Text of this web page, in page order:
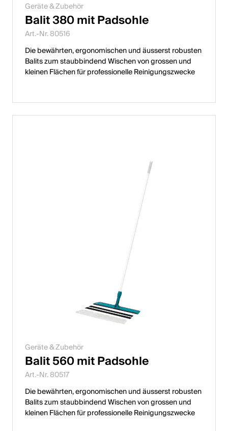
Geräte & Zubehör
Balit 380 mit Padsohle
Art.-Nr. 80516
Die bewährten, ergonomischen und äusserst robusten
Balits zum staubbindend Wischen von grossen und
kleinen Flächen für professionelle Reinigungszwecke
Geräte & Zubehör
Balit 560 mit Padsohle
Art.-Nr. 80517
Die bewährten, ergonomischen und äusserst robusten
Balits zum staubbindend Wischen von grossen und
kleinen Flächen für professionelle Reinigungszwecke